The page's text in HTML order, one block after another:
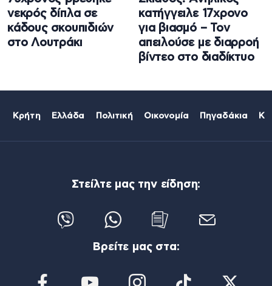
νεκρός δίπλα σε
κάδους σκουπιδιών
στο Λουτράκι
κατήγγειλε 17χρονο
για βιασμό – Τον
απειλούσε με διαρροή
βίντεο στο διαδίκτυο
Κρήτη Ελλάδα Πολιτική Οικονομία Πηγαδάκια
Στείλτε μας την είδηση:
Βρείτε μας στα: